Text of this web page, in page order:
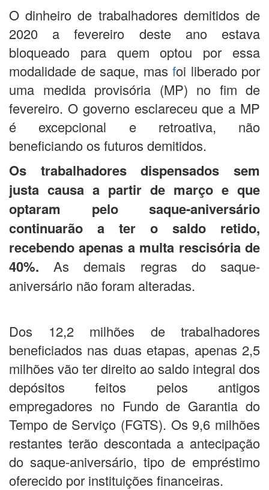
O dinheiro de trabalhadores demitidos de
2020 a fevereiro deste ano estava
bloqueado para quem optou por essa
modalidade de saque, mas foi liberado por
uma medida provisória (MP) no fim de
fevereiro. O governo esclareceu que a MP
é excepcional e retroativa, não
beneficiando os futuros demitidos.
Os trabalhadores dispensados sem
justa causa a partir de março e que
optaram pelo saque-aniversário
continuarão a ter o saldo retido,
recebendo apenas a multa rescisória de
40%. As demais regras do saque-
aniversário não foram alteradas.
Dos 12,2 milhões de trabalhadores
beneficiados nas duas etapas, apenas 2,5
milhões vão ter direito ao saldo integral dos
depósitos feitos pelos antigos
empregadores no Fundo de Garantia do
Tempo de Serviço (FGTS). Os 9,6 milhões
restantes terão descontada a antecipação
do saque-aniversário, tipo de empréstimo
oferecido por instituições financeiras.